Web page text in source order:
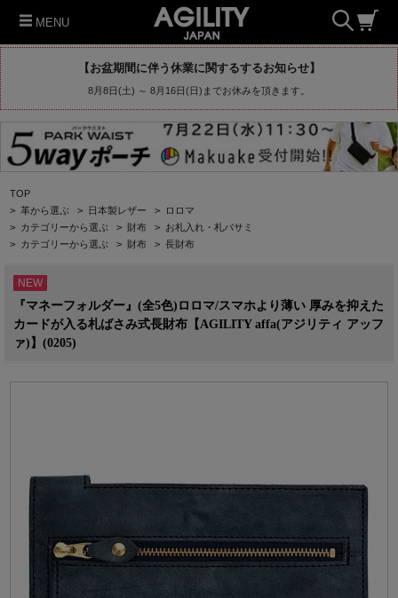
MENU
【お盆期間に伴う休業に関するするお知らせ】
8月8日(土) ～ 8月16日(日)までお休みを頂きます。
TOP
> 革から選ぶ > 日本製レザー > ロロマ
> カテゴリーから選ぶ > 財布 > お札入れ・札バサミ
> カテゴリーから選ぶ > 財布 > 長財布
NEW
『マネーフォルダー』(全5色)ロロマ/スマホより薄い 厚みを抑えた
カードが入る札ばさみ式長財布【AGILITY affa(アジリティ アッフ
ァ)】(0205)